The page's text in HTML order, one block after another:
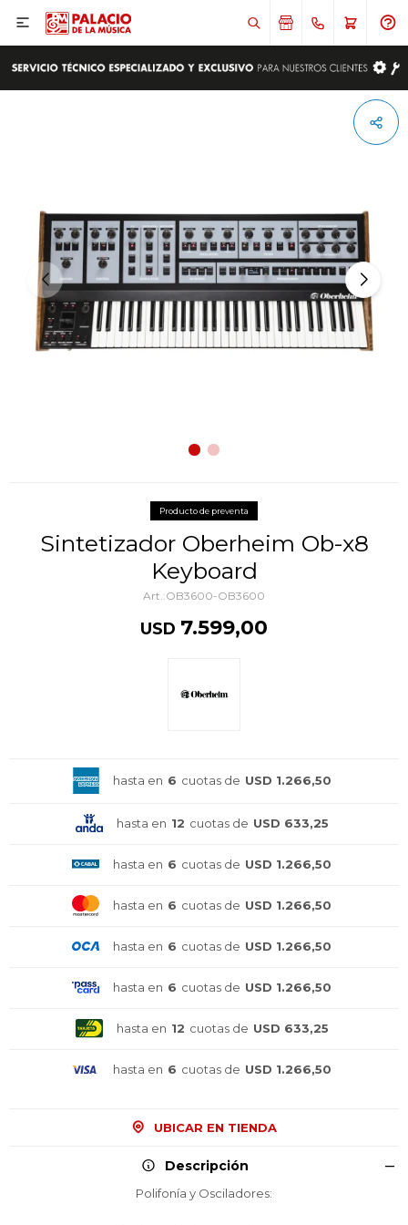

Producto de preventa
Sintetizador Oberheim Ob-x8
Keyboard
OB3600-OB3600
USD 7.599,00
hasta en 6 cuotas de USD 1.266,50
hasta en 12 cuotas de USD 633,25
hasta en 6 cuotas de USD 1.266,50
hasta en 6 cuotas de USD 1.266,50
hasta en 6 cuotas de USD 1.266,50
hasta en 6 cuotas de USD 1.266,50
hasta en 12 cuotas de USD 633,25
hasta en 6 cuotas de USD 1.266,50
UBICAR EN TIENDA
Descripción
Polifonía y Osciladores: